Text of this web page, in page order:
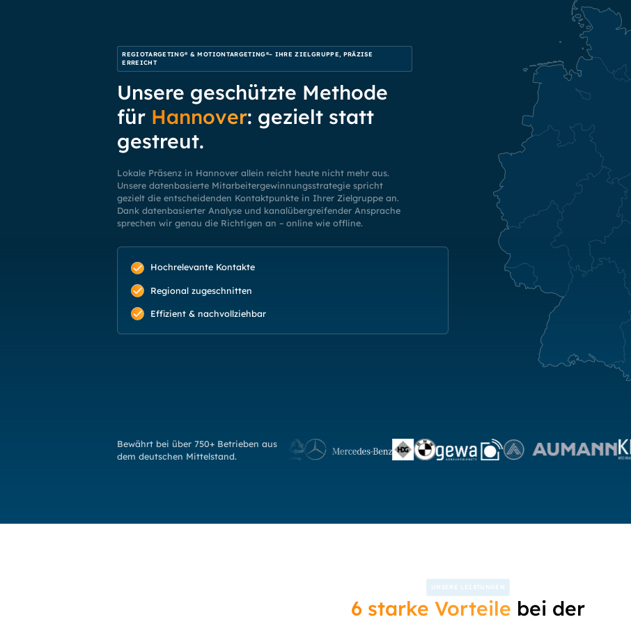
REGIOTARGETING® & MOTIONTARGETING®– IHRE ZIELGRUPPE, PRÄZISE
ERREICHT
Unsere geschützte Methode
für Hannover: gezielt statt
gestreut.
Lokale Präsenz in Hannover allein reicht heute nicht mehr aus.
Unsere datenbasierte Mitarbeitergewinnungsstrategie spricht
gezielt die entscheidenden Kontaktpunkte in Ihrer Zielgruppe an.
Dank datenbasierter Analyse und kanalübergreifender Ansprache
sprechen wir genau die Richtigen an – online wie offline.
Hochrelevante Kontakte
Regional zugeschnitten
Effizient & nachvollziehbar
Bewährt bei über 750+ Betrieben aus
dem deutschen Mittelstand.
UNSERE LEISTUNGEN
6 starke Vorteile bei der